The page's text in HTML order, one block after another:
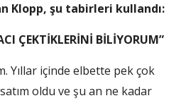
Klopp, şu tabirleri kullandı:
ÇEKTİKLERİNİ BİLİYORUM”
Yıllar içinde elbette pek çok
oldu ve şu an ne kadar